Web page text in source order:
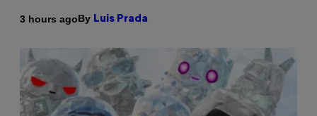
3 hours agoBy Luis Prada